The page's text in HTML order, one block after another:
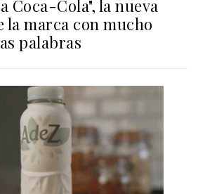
Coca-Cola", la nueva
la marca con mucho
palabras